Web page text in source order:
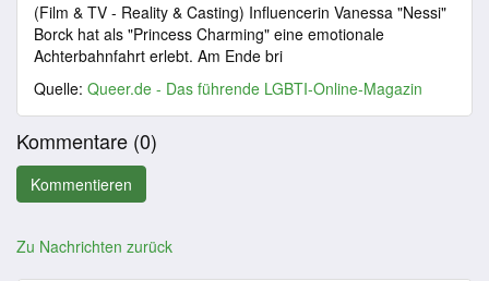
(Film & TV - Reality & Casting) Influencerin Vanessa "Nessi"
Borck hat als "Princess Charming" eine emotionale
Achterbahnfahrt erlebt. Am Ende bri
Quelle: Queer.de - Das führende LGBTI-Online-Magazin
Kommentare (0)
Zu Nachrichten zurück